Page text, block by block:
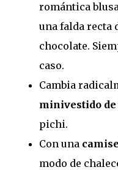
romántica
una falda recta
chocolate.
caso.
Cambia
minivestido
pichi.
Con una
modo de